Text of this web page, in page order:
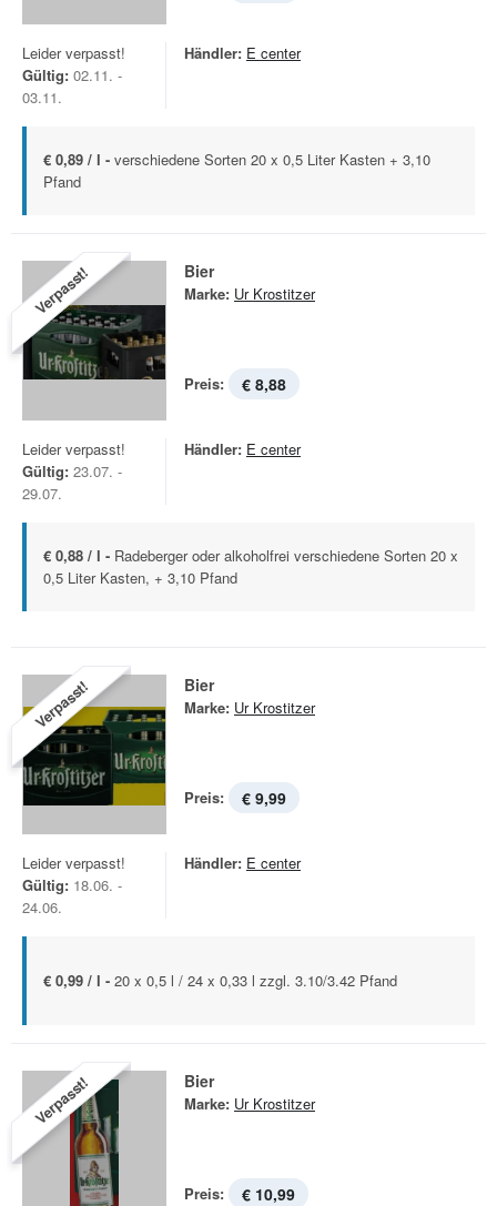
Leider verpasst!
Gültig: 02.11. -
03.11.
Händler: E center
€ 0,89 / l - verschiedene Sorten 20 x 0,5 Liter Kasten + 3,10
Pfand
Verpasst! Bier
Marke: Ur Krostitzer
Preis: € 8,88
Leider verpasst!
Gültig: 23.07. -
29.07.
Händler: E center
€ 0,88 / l - Radeberger oder alkoholfrei verschiedene Sorten 20 x
0,5 Liter Kasten, + 3,10 Pfand
Verpasst! Bier
Marke: Ur Krostitzer
Preis: € 9,99
Leider verpasst!
Gültig: 18.06. -
24.06.
Händler: E center
€ 0,99 / l - 20 x 0,5 l / 24 x 0,33 l zzgl. 3.10/3.42 Pfand
Verpasst! Bier
Marke: Ur Krostitzer
Preis: € 10,99